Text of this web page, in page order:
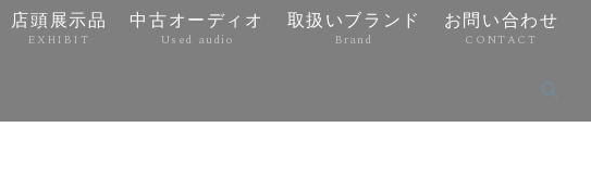
店頭展示品
EXHIBIT
中古オーディオ
Used audio
取扱いブランド
Brand
お問い合わせ
CONTACT